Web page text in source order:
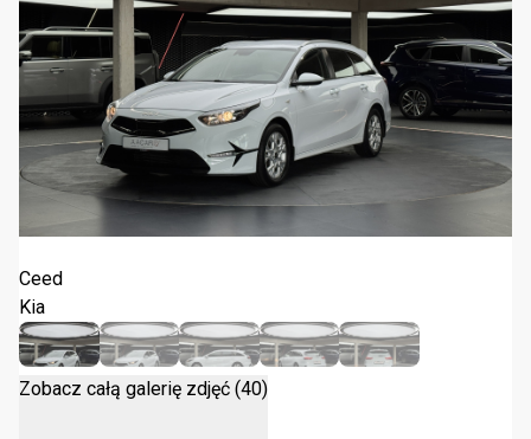
Kia Ceed 1.0 T-GDI M 2022
Ceed
Kia
Zobacz całą galerię zdjęć (40)